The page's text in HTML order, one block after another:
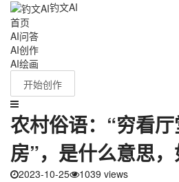
钓文AI
首页
AI问答
AI创作
AI绘画
开始创作
农村俗语：“穷看
房”，是什么意思，
2023-10-25 1039 views